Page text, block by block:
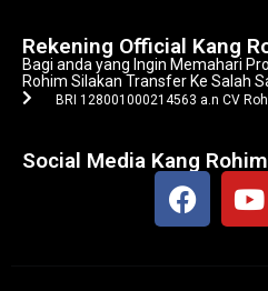
Rekening Official Kang
Bagi anda yang Ingin Memahari
Rohim Silakan Transfer Ke Salah
BRI 128001000214563 a.n CV
Social Media Kang Rohim